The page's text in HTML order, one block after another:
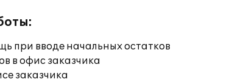
при вводе начальных остатков
в офис заказчика
заказчика